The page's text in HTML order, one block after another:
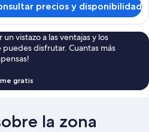
precios y disponibilidad
vistazo a las ventajas y los
disfrutar. Cuantas más
gratis
la zona